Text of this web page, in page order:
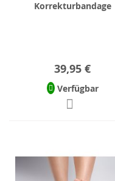
Korrekturbandage
39,95 €
Verfügbar